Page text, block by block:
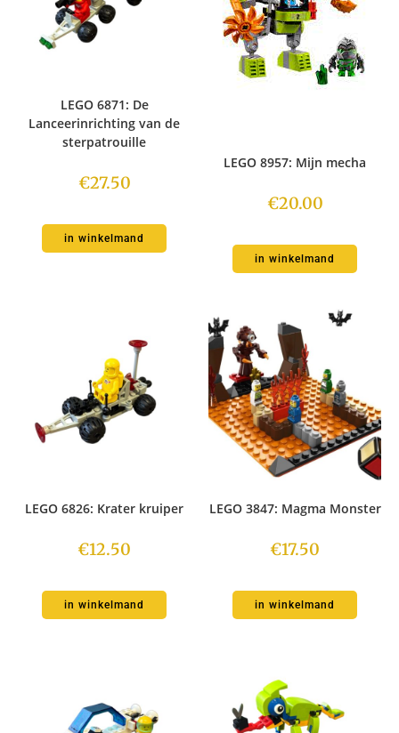
LEGO 6871: De
Lanceerinrichting van de
sterpatrouille
€27.50
in winkelmand
LEGO 8957: Mijn mecha
€20.00
in winkelmand
LEGO 6826: Krater kruiper
€12.50
in winkelmand
LEGO 3847: Magma Monster
€17.50
in winkelmand